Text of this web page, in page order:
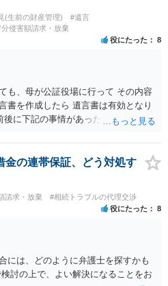
決で１００万円支払え、という結論
０万円を和解案として提示しても、
てはあまり和解に応じようという気
なるより、７０万円でまとめた方が
性が出てきます。 応じるかどうか
か、という点についての検討が不可
代理人と相談するか、資料を持って
めします。
(生前の財産管理)
#遺言
侵害額請求・放棄
役にたった 8
も、母が公証役場に行って その内容
書を作成したら 遺言書は有効となり
後に下記の事情があったことが証明で
第一声は「ここにいたら殺される」
くと「面会は出来ない。俺は携帯電
る」「母の話は聞かなくて良い」と
でも「食事に毒が入っている」「体
おかしかったです。 当時の診療記
取得して 弁護士に面談で相談された
金の連帯保証、どう対処す
請求・放棄 #相続トラブルの代理交渉
役にたった 8
には、どのように弁護士を探すかも
討の上で、よい解決になることをお